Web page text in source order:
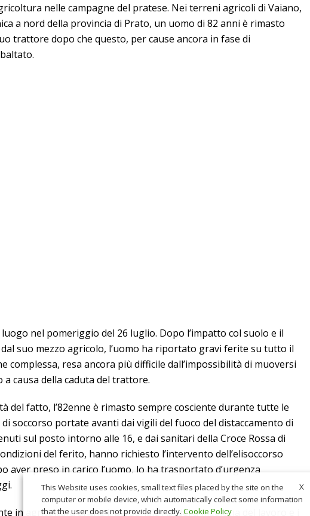
nelle campagne del pratese. Nei terreni agricoli di Vaiano,
a nord della provincia di Prato, un uomo di 82 anni è rimasto
trattore dopo che questo, per cause ancora in fase di
luogo nel pomeriggio del 26 luglio. Dopo l’impatto col suolo e il
suo mezzo agricolo, l’uomo ha riportato gravi ferite su tutto il
complessa, resa ancora più difficile dall’impossibilità di muoversi
a causa della caduta del trattore.
del fatto, l’82enne è rimasto sempre cosciente durante tutte le
soccorso portate avanti dai vigili del fuoco del distaccamento di
sul posto intorno alle 16, e dai sanitari della Croce Rossa di
del ferito, hanno richiesto l’intervento dell’elisoccorso
aver preso in carico l’uomo, lo ha trasportato d’urgenza
in agricoltura anche il personale Asl della medicina del lavoro e i
X
This Website uses cookies, small text files placed by the site on the
computer or mobile device, which automatically collect some information
that the user does not provide directly. Cookie Policy